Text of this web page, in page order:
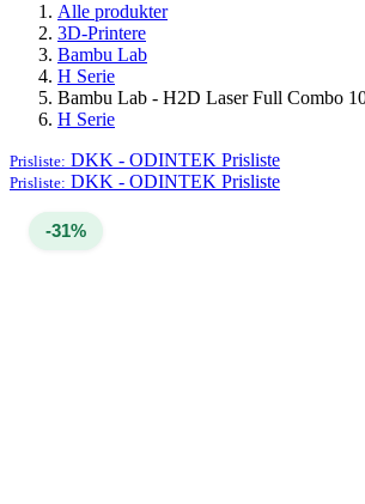
Alle produkter
3D-Printere
Bambu Lab
H Serie
Bambu Lab - H2D Laser Full Combo
H Serie
Prisliste: DKK - ODINTEK Prisliste
Prisliste: DKK - ODINTEK Prisliste
-31%